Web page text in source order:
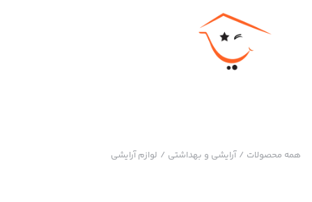
همه محصولات / آرایشی و بهداشتی / لوازم آرایشی